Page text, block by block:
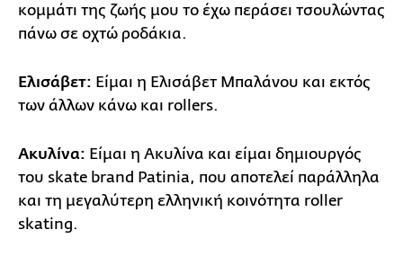
κομμάτι της ζωής μου το έχω περάσει τσουλώντας
πάνω σε οχτώ ροδάκια.
Ελισάβετ: Είμαι η Ελισάβετ Μπαλάνου και εκτός
των άλλων κάνω και rollers.
Ακυλίνα: Είμαι η Ακυλίνα και είμαι δημιουργός
του skate brand Patinia, που αποτελεί παράλληλα
και τη μεγαλύτερη ελληνική κοινότητα roller
skating.